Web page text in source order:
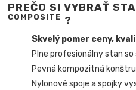
PREČO SI VYBRAŤ
COMPOSITE ?
Skvelý pomer ceny,
Plne profesionálny stan
Pevná kompozitná
Nylonové spoje a spojky